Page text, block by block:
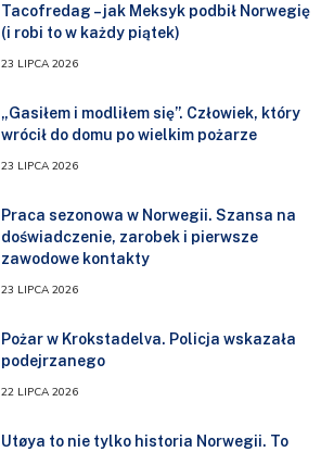
Tacofredag – jak Meksyk podbił Norwegię
(i robi to w każdy piątek)
23 LIPCA 2026
„Gasiłem i modliłem się”. Człowiek, który
wrócił do domu po wielkim pożarze
23 LIPCA 2026
Praca sezonowa w Norwegii. Szansa na
doświadczenie, zarobek i pierwsze
zawodowe kontakty
23 LIPCA 2026
Pożar w Krokstadelva. Policja wskazała
podejrzanego
22 LIPCA 2026
Utøya to nie tylko historia Norwegii. To